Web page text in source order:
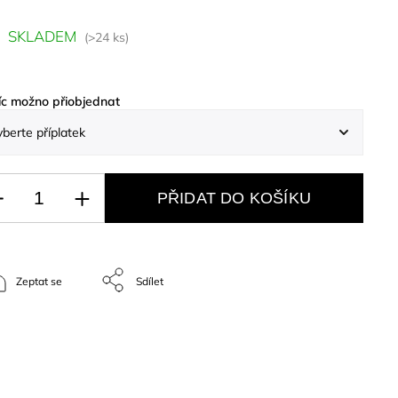
možno přiobjednat
SKLADEM (>24 ks)
PŘIDAT DO KOŠÍKU
Zeptat se Sdílet